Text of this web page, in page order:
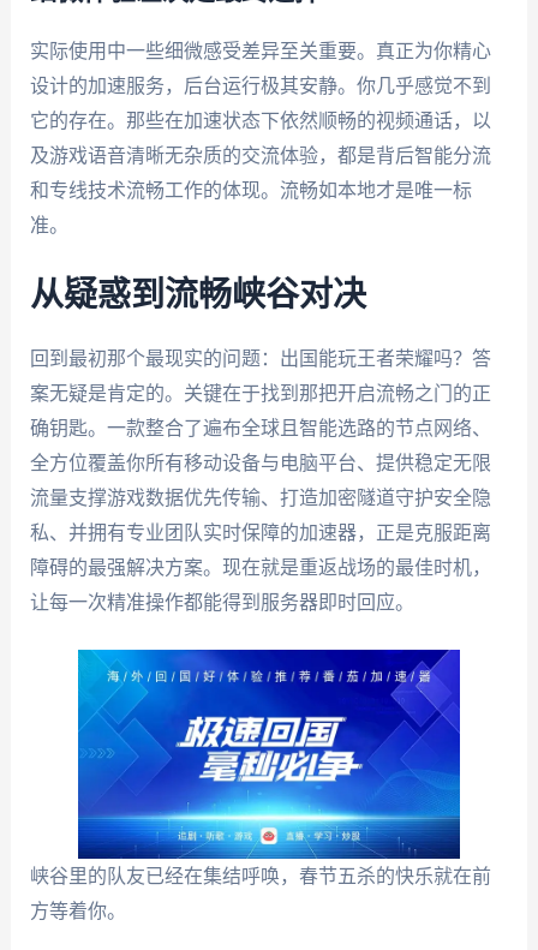
实际使用中一些细微感受差异至关重要。真正为你精心
设计的加速服务，后台运行极其安静。你几乎感觉不到
它的存在。那些在加速状态下依然顺畅的视频通话，以
及游戏语音清晰无杂质的交流体验，都是背后智能分流
和专线技术流畅工作的体现。流畅如本地才是唯一标
准。
从疑惑到流畅峡谷对决
回到最初那个最现实的问题：出国能玩王者荣耀吗？答
案无疑是肯定的。关键在于找到那把开启流畅之门的正
确钥匙。一款整合了遍布全球且智能选路的节点网络、
全方位覆盖你所有移动设备与电脑平台、提供稳定无限
流量支撑游戏数据优先传输、打造加密隧道守护安全隐
私、并拥有专业团队实时保障的加速器，正是克服距离
障碍的最强解决方案。现在就是重返战场的最佳时机，
让每一次精准操作都能得到服务器即时回应。
峡谷里的队友已经在集结呼唤，春节五杀的快乐就在前
方等着你。